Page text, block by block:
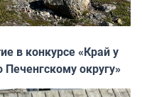
в конкурсе «Край у
округу»